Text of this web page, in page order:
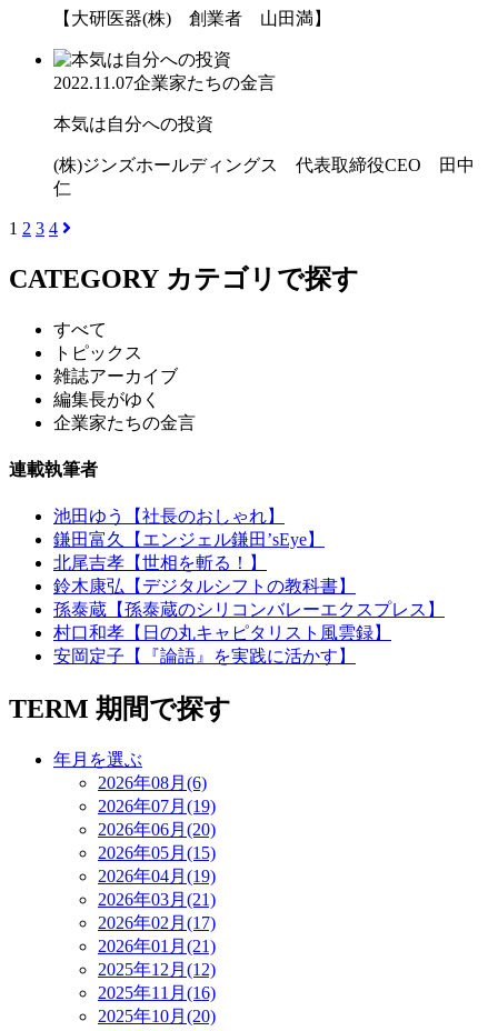
【大研医器(株) 創業者 山田満】
2022.11.07企業家たちの金言
本気は自分への投資
(株)ジンズホールディングス 代表取締役CEO 田中
仁
1 2 3 4
CATEGORY カテゴリで探す
すべて
トピックス
雑誌アーカイブ
編集長がゆく
企業家たちの金言
連載執筆者
池田ゆう【社長のおしゃれ】
鎌田富久【エンジェル鎌田’sEye】
北尾吉孝【世相を斬る！】
鈴木康弘【デジタルシフトの教科書】
孫泰蔵【孫泰蔵のシリコンバレーエクスプレス】
村口和孝【日の丸キャピタリスト風雲録】
安岡定子【『論語』を実践に活かす】
TERM 期間で探す
年月を選ぶ
2026年08月(6)
2026年07月(19)
2026年06月(20)
2026年05月(15)
2026年04月(19)
2026年03月(21)
2026年02月(17)
2026年01月(21)
2025年12月(12)
2025年11月(16)
2025年10月(20)